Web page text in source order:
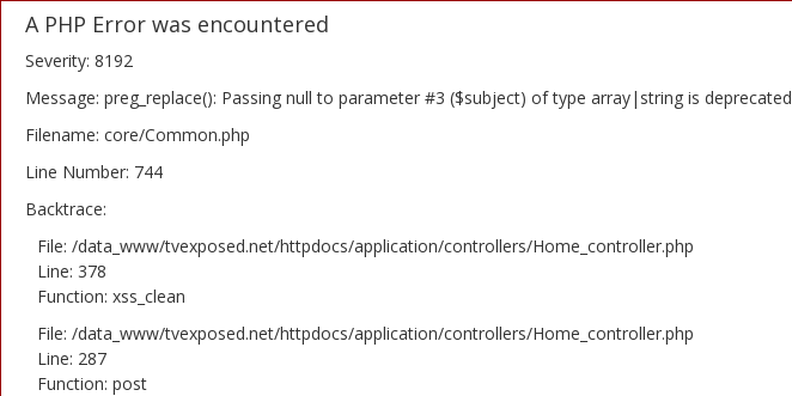
A PHP Error was encountered
Severity: 8192
Message: preg_replace(): Passing null to parameter #3 ($subject) of type array|string is deprecated
Filename: core/Common.php
Line Number: 744
Backtrace:
File: /data_www/tvexposed.net/httpdocs/application/controllers/Home_controller.php
Line: 378
Function: xss_clean
File: /data_www/tvexposed.net/httpdocs/application/controllers/Home_controller.php
Line: 287
Function: post
Home
Novosti
TV Serije
Filmovi
Glumci